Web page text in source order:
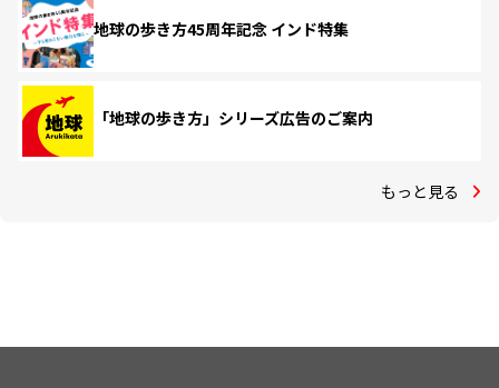
地球の歩き方45周年記念 インド特集
「地球の歩き方」シリーズ広告のご案内
もっと見る